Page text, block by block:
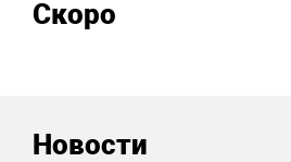
Скоро
Новости